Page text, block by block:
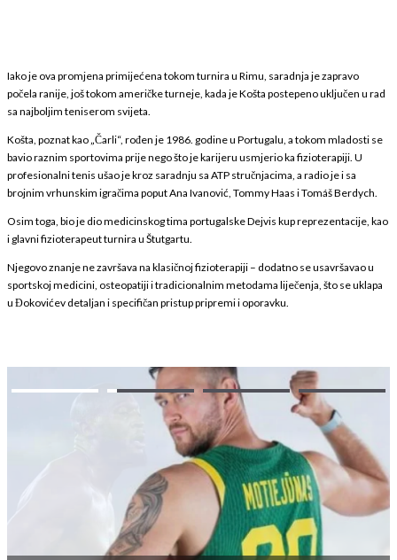
Iako je ova promjena primijećena tokom turnira u Rimu, saradnja je zapravo
počela ranije, još tokom američke turneje, kada je Košta postepeno uključen u rad
sa najboljim teniserom svijeta.
Košta, poznat kao „Čarli“, rođen je 1986. godine u Portugalu, a tokom mladosti se
bavio raznim sportovima prije nego što je karijeru usmjerio ka fizioterapiji. U
profesionalni tenis ušao je kroz saradnju sa ATP stručnjacima, a radio je i sa
brojnim vrhunskim igračima poput Ana Ivanović, Tommy Haas i Tomáš Berdych.
Osim toga, bio je dio medicinskog tima portugalske Dejvis kup reprezentacije, kao
i glavni fizioterapeut turnira u Štutgartu.
Njegovo znanje ne završava na klasičnoj fizioterapiji – dodatno se usavršavao u
sportskoj medicini, osteopatiji i tradicionalnim metodama liječenja, što se uklapa
u Đokovićev detaljan i specifičan pristup pripremi i oporavku.